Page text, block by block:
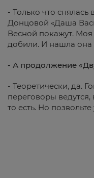
- Только что
Донцовой «Даша
Весной покажут.
добили. И нашла
- А продолжение
- Теоретически, да.
переговоры
то есть. Но